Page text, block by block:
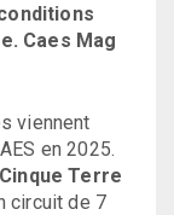
Caes Mag
viennent
en 2025.
Terre
circuit de 7